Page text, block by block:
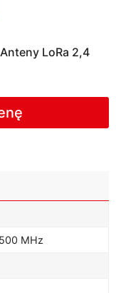
Anteny LoRa 2,4
MHz